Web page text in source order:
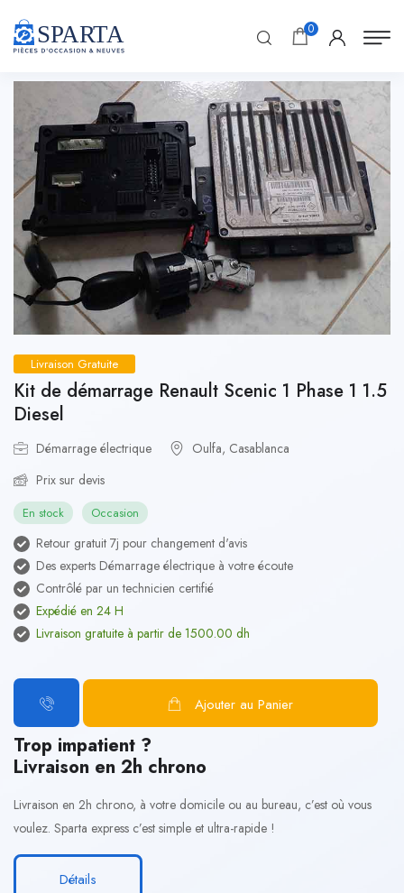
0
Livraison Gratuite
Kit de démarrage Renault Scenic 1 Phase 1 1.5
Diesel
Démarrage électrique
Oulfa, Casablanca
Prix sur devis
En stock Occasion
Retour gratuit 7j pour changement d'avis
Des experts Démarrage électrique à votre écoute
Contrôlé par un technicien certifié
Expédié en 24 H
Livraison gratuite à partir de 1500.00 dh
Ajouter au Panier
Trop impatient ?
Livraison en 2h chrono
Livraison en 2h chrono, à votre domicile ou au bureau, c’est où vous
voulez. Sparta express c’est simple et ultra-rapide !
Détails